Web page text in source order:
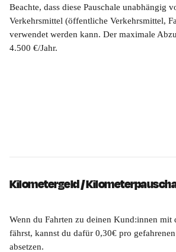
Beachte, dass diese Pauschale unabhängig
Verkehrsmittel (öffentliche Verkehrsmittel,
verwendet werden kann. Der maximale
4.500 €/Jahr.
Kilometergeld /
Wenn du Fahrten zu deinen Kund:innen mit
fährst, kannst du dafür 0,30€ pro
absetzen.